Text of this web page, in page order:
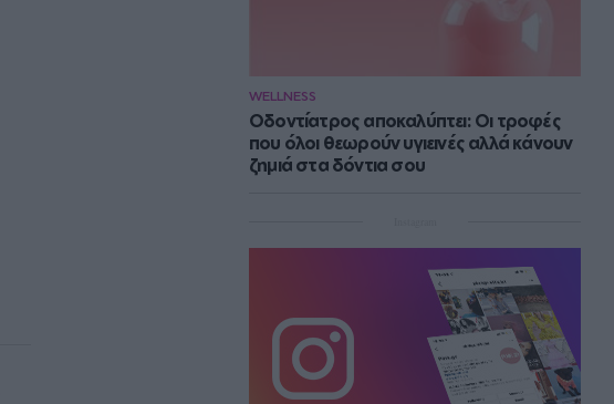
WELLNESS
Οδοντίατρος αποκαλύπτει: Οι τροφές
που όλοι θεωρούν υγιεινές αλλά κάνουν
ζημιά στα δόντια σου